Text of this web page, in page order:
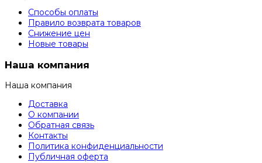
Способы оплаты
Правило возврата товаров
Снижение цен
Новые товары
Наша компания
Наша компания
Доставка
О компании
Обратная связь
Контакты
Политика конфиденциальности
Публичная оферта